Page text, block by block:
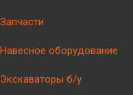
Запчасти
Навесное оборудование
Экскаваторы б/у